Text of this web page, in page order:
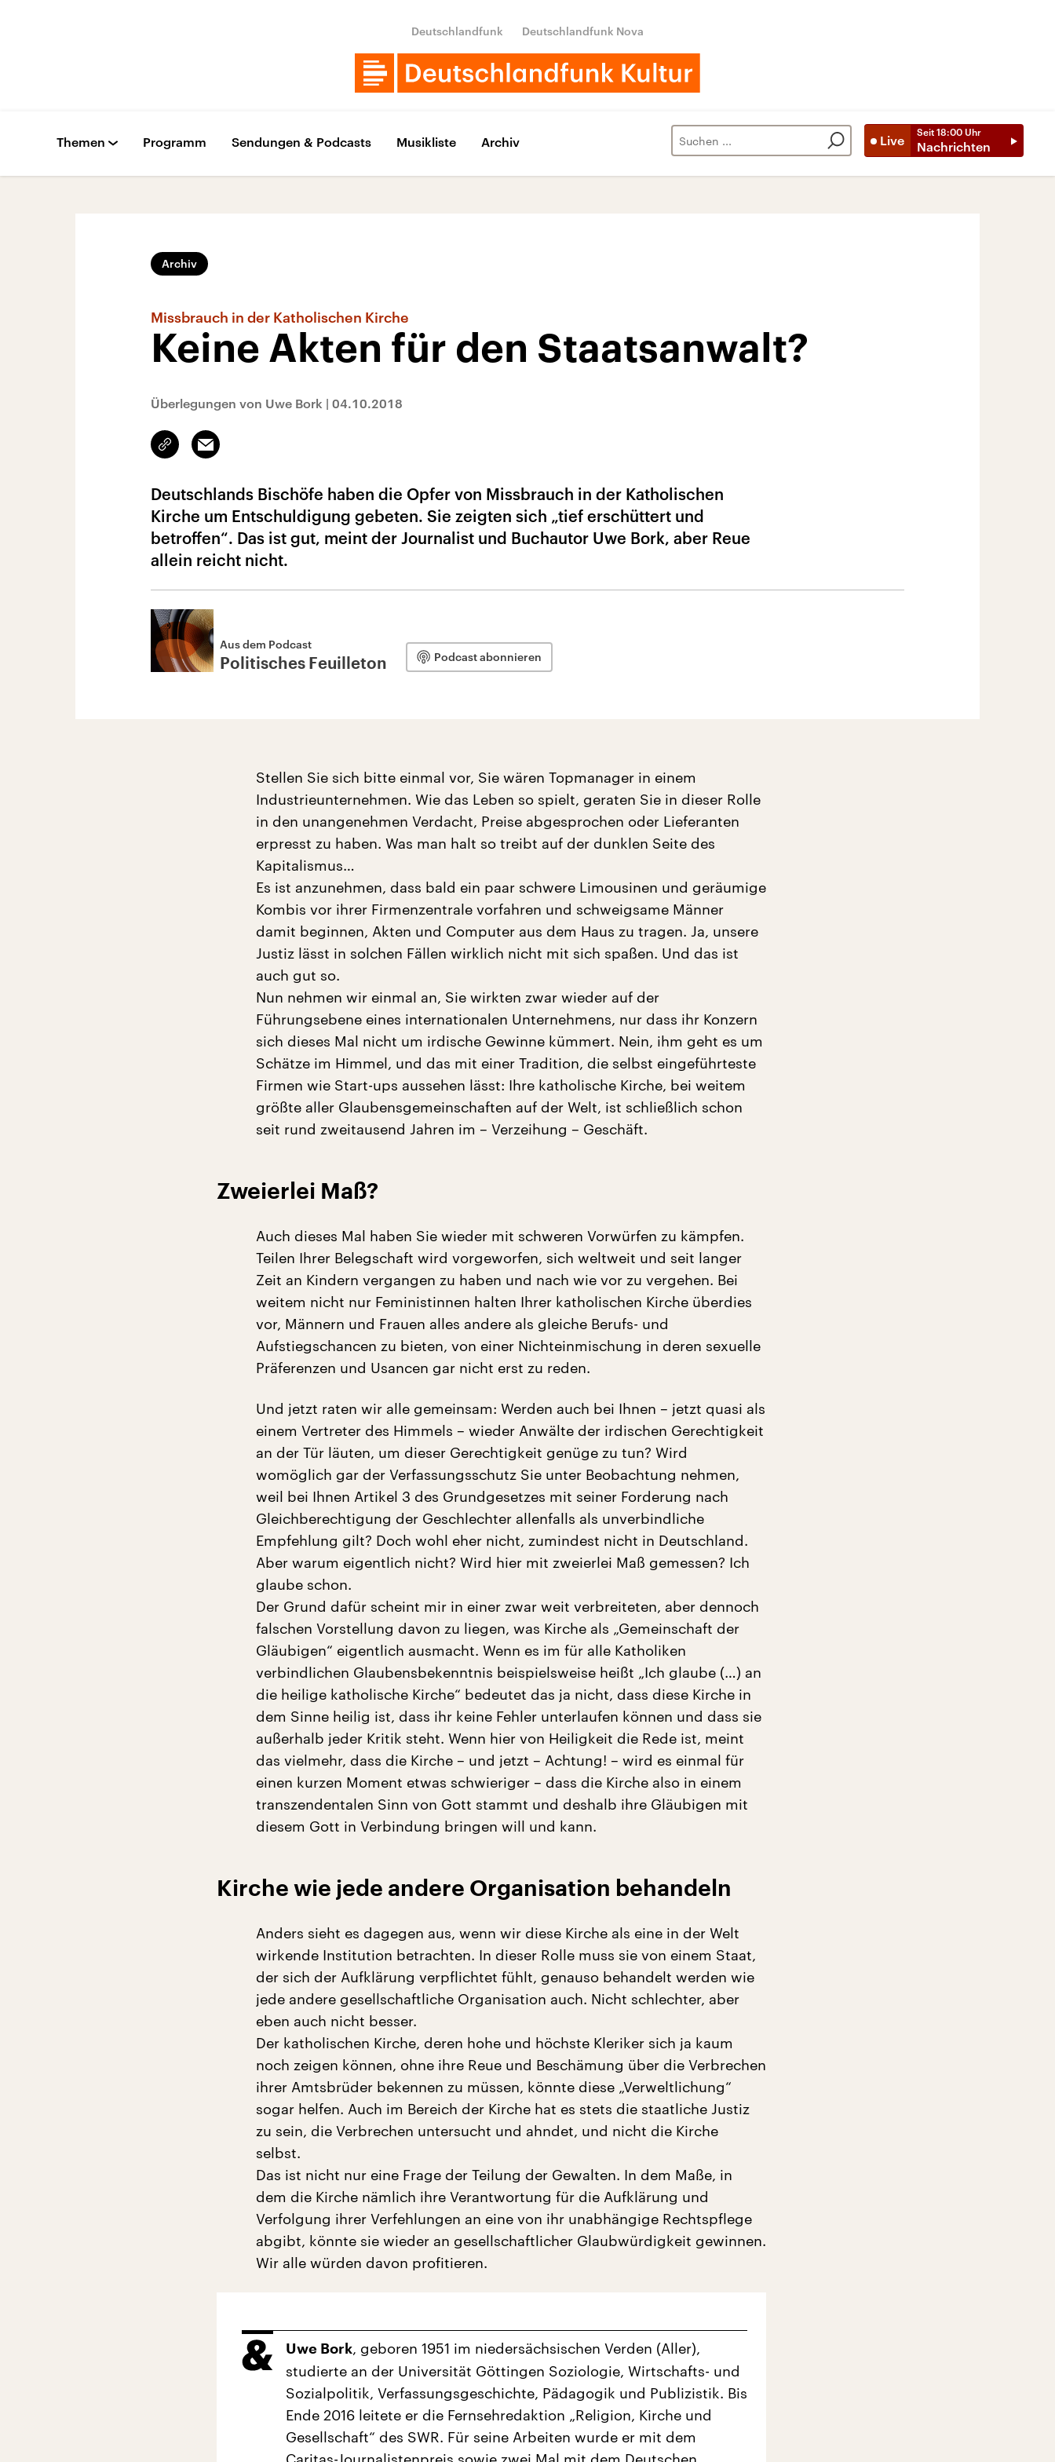
Deutschlandfunk Deutschlandfunk Nova
Live
Seit 18:00 Uhr
Nachrichten
Themen Programm Sendungen & Podcasts Musikliste Archiv
Archiv
Missbrauch in der Katholischen Kirche
Keine Akten für den Staatsanwalt?
Überlegungen von Uwe Bork | 04.10.2018
Link
kopieren/teilen
Email
Deutschlands Bischöfe haben die Opfer von Missbrauch in der Katholischen
Kirche um Entschuldigung gebeten. Sie zeigten sich „tief erschüttert und
betroffen“. Das ist gut, meint der Journalist und Buchautor Uwe Bork, aber Reue
allein reicht nicht.
Aus dem Podcast
Politisches Feuilleton Podcast abonnieren
Stellen Sie sich bitte einmal vor, Sie wären Topmanager in einem
Industrieunternehmen. Wie das Leben so spielt, geraten Sie in dieser Rolle
in den unangenehmen Verdacht, Preise abgesprochen oder Lieferanten
erpresst zu haben. Was man halt so treibt auf der dunklen Seite des
Kapitalismus…
Es ist anzunehmen, dass bald ein paar schwere Limousinen und geräumige
Kombis vor ihrer Firmenzentrale vorfahren und schweigsame Männer
damit beginnen, Akten und Computer aus dem Haus zu tragen. Ja, unsere
Justiz lässt in solchen Fällen wirklich nicht mit sich spaßen. Und das ist
auch gut so.
Nun nehmen wir einmal an, Sie wirkten zwar wieder auf der
Führungsebene eines internationalen Unternehmens, nur dass ihr Konzern
sich dieses Mal nicht um irdische Gewinne kümmert. Nein, ihm geht es um
Schätze im Himmel, und das mit einer Tradition, die selbst eingeführteste
Firmen wie Start-ups aussehen lässt: Ihre katholische Kirche, bei weitem
größte aller Glaubensgemeinschaften auf der Welt, ist schließlich schon
seit rund zweitausend Jahren im – Verzeihung – Geschäft.
Zweierlei Maß?
Auch dieses Mal haben Sie wieder mit schweren Vorwürfen zu kämpfen.
Teilen Ihrer Belegschaft wird vorgeworfen, sich weltweit und seit langer
Zeit an Kindern vergangen zu haben und nach wie vor zu vergehen. Bei
weitem nicht nur Feministinnen halten Ihrer katholischen Kirche überdies
vor, Männern und Frauen alles andere als gleiche Berufs- und
Aufstiegschancen zu bieten, von einer Nichteinmischung in deren sexuelle
Präferenzen und Usancen gar nicht erst zu reden.
Und jetzt raten wir alle gemeinsam: Werden auch bei Ihnen – jetzt quasi als
einem Vertreter des Himmels – wieder Anwälte der irdischen Gerechtigkeit
an der Tür läuten, um dieser Gerechtigkeit genüge zu tun? Wird
womöglich gar der Verfassungsschutz Sie unter Beobachtung nehmen,
weil bei Ihnen Artikel 3 des Grundgesetzes mit seiner Forderung nach
Gleichberechtigung der Geschlechter allenfalls als unverbindliche
Empfehlung gilt? Doch wohl eher nicht, zumindest nicht in Deutschland.
Aber warum eigentlich nicht? Wird hier mit zweierlei Maß gemessen? Ich
glaube schon.
Der Grund dafür scheint mir in einer zwar weit verbreiteten, aber dennoch
falschen Vorstellung davon zu liegen, was Kirche als „Gemeinschaft der
Gläubigen“ eigentlich ausmacht. Wenn es im für alle Katholiken
verbindlichen Glaubensbekenntnis beispielsweise heißt „Ich glaube (…) an
die heilige katholische Kirche“ bedeutet das ja nicht, dass diese Kirche in
dem Sinne heilig ist, dass ihr keine Fehler unterlaufen können und dass sie
außerhalb jeder Kritik steht. Wenn hier von Heiligkeit die Rede ist, meint
das vielmehr, dass die Kirche – und jetzt – Achtung! – wird es einmal für
einen kurzen Moment etwas schwieriger – dass die Kirche also in einem
transzendentalen Sinn von Gott stammt und deshalb ihre Gläubigen mit
diesem Gott in Verbindung bringen will und kann.
Kirche wie jede andere Organisation behandeln
Anders sieht es dagegen aus, wenn wir diese Kirche als eine in der Welt
wirkende Institution betrachten. In dieser Rolle muss sie von einem Staat,
der sich der Aufklärung verpflichtet fühlt, genauso behandelt werden wie
jede andere gesellschaftliche Organisation auch. Nicht schlechter, aber
eben auch nicht besser.
Der katholischen Kirche, deren hohe und höchste Kleriker sich ja kaum
noch zeigen können, ohne ihre Reue und Beschämung über die Verbrechen
ihrer Amtsbrüder bekennen zu müssen, könnte diese „Verweltlichung“
sogar helfen. Auch im Bereich der Kirche hat es stets die staatliche Justiz
zu sein, die Verbrechen untersucht und ahndet, und nicht die Kirche
selbst.
Das ist nicht nur eine Frage der Teilung der Gewalten. In dem Maße, in
dem die Kirche nämlich ihre Verantwortung für die Aufklärung und
Verfolgung ihrer Verfehlungen an eine von ihr unabhängige Rechtspflege
abgibt, könnte sie wieder an gesellschaftlicher Glaubwürdigkeit gewinnen.
Wir alle würden davon profitieren.
Uwe Bork, geboren 1951 im niedersächsischen Verden (Aller),
studierte an der Universität Göttingen Soziologie, Wirtschafts- und
Sozialpolitik, Verfassungsgeschichte, Pädagogik und Publizistik. Bis
Ende 2016 leitete er die Fernsehredaktion „Religion, Kirche und
Gesellschaft“ des SWR. Für seine Arbeiten wurde er mit dem